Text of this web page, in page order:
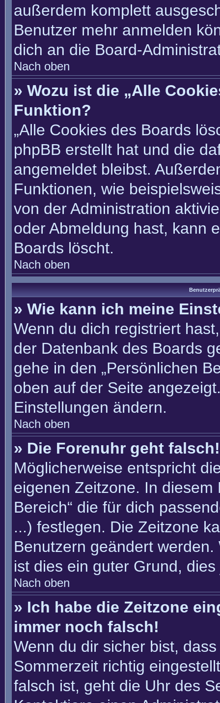
außerdem komplett
Benutzer mehr anmelden
dich an die Board-
Nach oben
» Wozu ist die „Alle
Funktion?
„Alle Cookies des Boards
phpBB erstellt hat und die
angemeldet bleibst.
Funktionen, wie
von der Administration
oder Abmeldung hast, kann
Boards löscht.
Nach oben
» Wie kann ich meine
Wenn du dich registriert
der Datenbank des Boards
gehe in den „Persönlichen
oben auf der Seite
Einstellungen ändern.
Nach oben
» Die Forenuhr geht falsch!
Möglicherweise entspricht
eigenen Zeitzone. In diesem
Bereich“ die für dich
...) festlegen. Die Zeitzone
Benutzern geändert
ist dies ein guter Grund,
Nach oben
» Ich habe die Zeitzone
immer noch falsch!
Wenn du dir sicher bist,
Sommerzeit richtig
falsch ist, geht die Uhr des